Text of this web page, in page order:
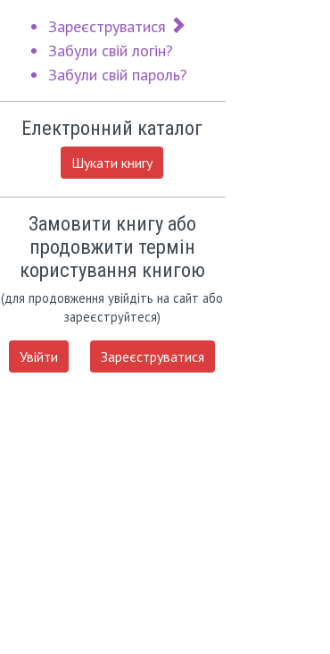
Зареєструватися
Забули свій логін?
Забули свій пароль?
Електронний каталог
Шукати книгу
Замовити книгу або
продовжити термін
користування книгою
(для продовження увійдіть на сайт або
зареєструйтеся)
Увійти Зареєструватися